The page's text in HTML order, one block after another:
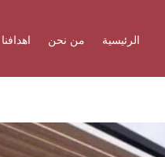
الرئيسية من نحن اهدافنا